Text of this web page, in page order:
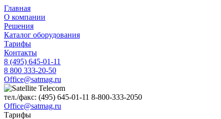
Главная
О компании
Решения
Каталог оборудования
Тарифы
Контакты
8 (495) 645-01-11
8 800 333-20-50
Office@satmag.ru
тел./факс: (495) 645-01-11 8-800-333-2050
Office@satmag.ru
Тарифы